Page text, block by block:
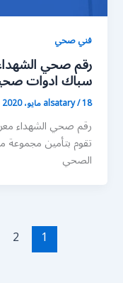
فني صحي
سباك ادوات
alsatary/18 مايو، 2020
رقم صحي الشهداء
تقوم بتأمين مجموعة
الصحي
1
2